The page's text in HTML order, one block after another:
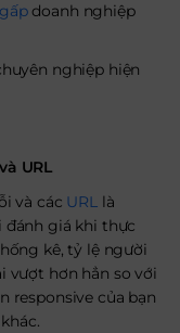
doanh nghiệp
nghiệp hiện
URL
và các URL là
đánh giá khi thực
kê, tỷ lệ người
vượt hơn hẳn so với
responsive của bạn